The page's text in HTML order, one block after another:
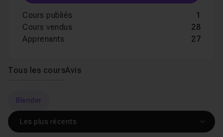
Cours publiés
1
Cours vendus
28
Apprenants
27
Tous les coursAvis
Blender